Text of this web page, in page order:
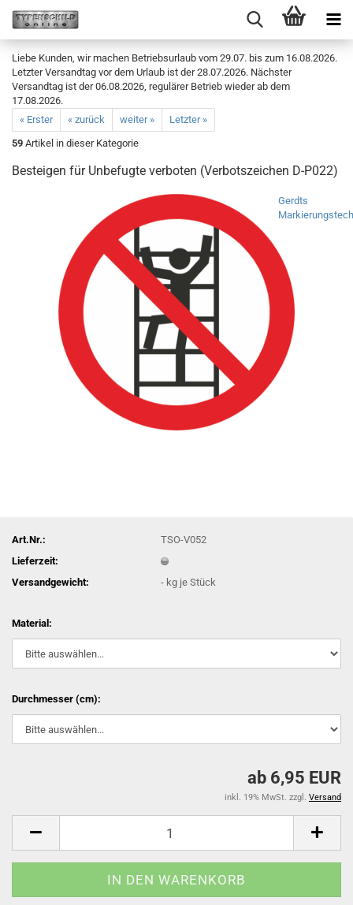
Liebe Kunden, wir machen Betriebsurlaub vom 29.07. bis zum 16.08.2026.
Letzter Versandtag vor dem Urlaub ist der 28.07.2026. Nächster
Versandtag ist der 06.08.2026, regulärer Betrieb wieder ab dem
17.08.2026.
« Erster
« zurück weiter »
Letzter »
59 Artikel in dieser Kategorie
Besteigen für Unbefugte verboten (Verbotszeichen D-P022)
Gerdts
Art.Nr.:
TSO-V052
Lieferzeit:
Versandgewicht:
- kg je Stück
Material:
Durchmesser (cm):
ab 6,95 EUR
inkl. 19% MwSt. zzgl. Versand